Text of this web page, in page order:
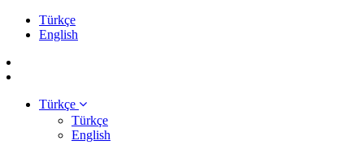
Türkçe
English
Türkçe
Türkçe
English